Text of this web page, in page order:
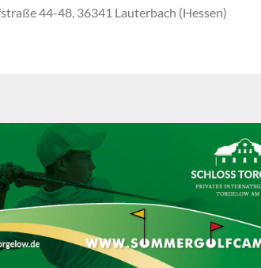
44-48, 36341 Lauterbach (Hessen)